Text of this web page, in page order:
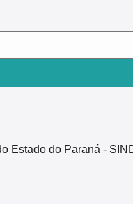
Estado do Paraná -